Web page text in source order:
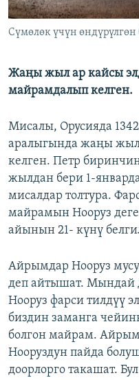
ЭЕ/АРнун бардык
Сүмөлөк үчүн өндүрүлгөн
Жаңы жыл ар кайсы
майрамдалып келген.
Мисалы, Орусияда
аралыгында жаңы
келген. Петр
жылдан бери 1-
мисалдар толтура.
майрамын Нооруз
айынын 21- күнү
Айрымдар Нооруз
деп айтышат. Мындай
Нооруз фарси тилдүү
биздин заманга
болгон майрам.
Нооруздун пайда
доорлорго такашат.